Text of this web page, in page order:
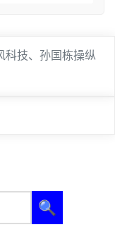
科技、孙国栋操纵
🔍